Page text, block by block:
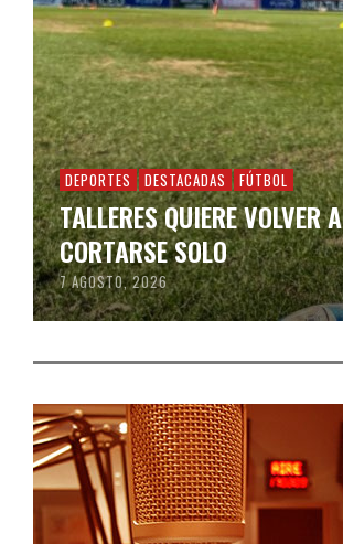
DEPORTES DESTACADAS FÚTBOL
TALLERES QUIERE VOLVER A
CORTARSE SOLO
7 AGOSTO, 2026